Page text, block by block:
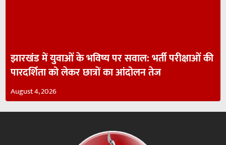
झारखंड में युवाओं के भविष्य पर सवाल: भर्ती परीक्षाओं की
पारदर्शिता को लेकर छात्रों का आंदोलन तेज
August 4, 2026